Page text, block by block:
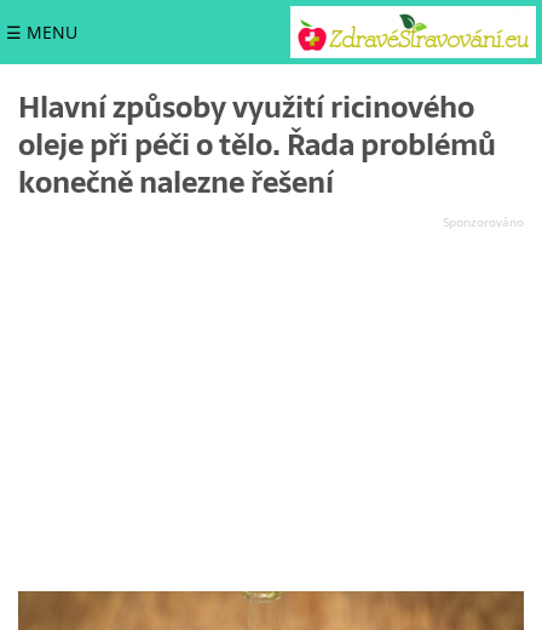
☰ MENU
Hlavní způsoby využití ricinového
oleje při péči o tělo. Řada problémů
konečně nalezne řešení